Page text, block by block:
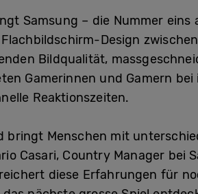
Samsung – die Nummer eins
Design
Bildqualität,
Gamerinnen und Gamern bei
Reaktionszeiten.
bringt Menschen mit
Casari, Country Manager bei
diese Erfahrungen für